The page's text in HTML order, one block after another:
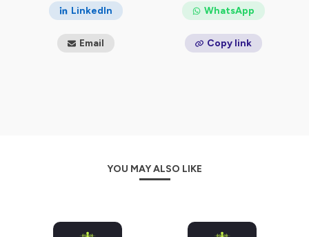
LinkedIn WhatsApp
Email Copy link
YOU MAY ALSO LIKE